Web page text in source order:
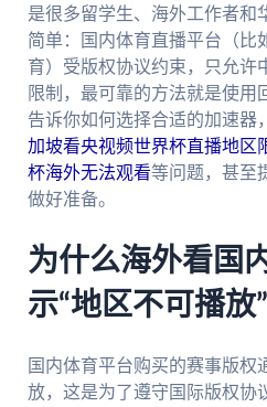
是很多留学生、海外工作者和
简单：国内体育直播平台（比
育）受版权协议约束，只允许
限制，最可靠的方法就是使用
告诉你如何选择合适的加速器
加坡看央视频世界杯直播地区
杯海外无法观看等问题，甚至
做好准备。
为什么海外看国
示“地区不可播放”
国内体育平台购买的赛事版权
放，这是为了遵守国际版权协